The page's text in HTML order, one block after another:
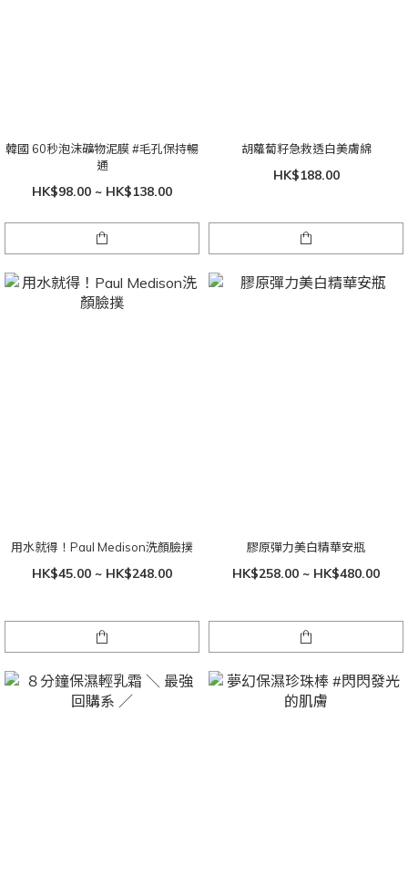
韓國 60秒泡沫礦物泥膜 #毛孔保持暢
通
HK$98.00 ~ HK$138.00
胡蘿蔔籽急救透白美膚綿
HK$188.00
用水就得！Paul Medison洗顏臉撲
HK$45.00 ~ HK$248.00
膠原彈力美白精華安瓶
HK$258.00 ~ HK$480.00